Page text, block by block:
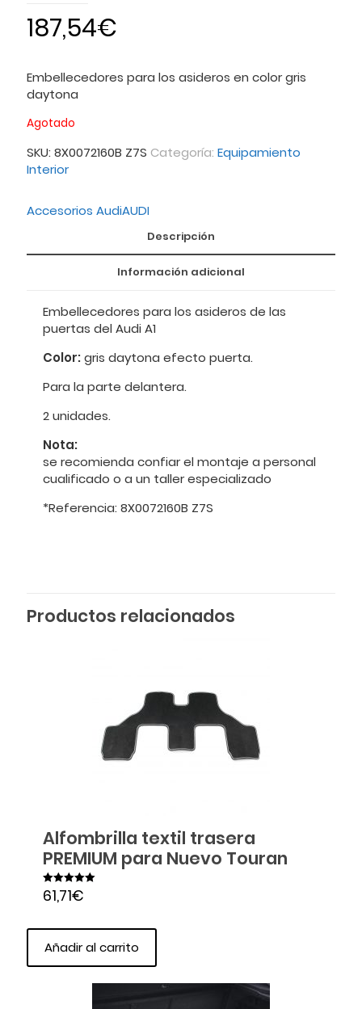
187,54€
Embellecedores para los asideros en color gris
daytona
Agotado
SKU: 8X0072160B Z7S Categoría: Equipamiento
Interior
Accesorios AudiAUDI
Descripción
Información adicional
Embellecedores para los asideros de las
puertas del Audi A1
Color:gris daytona efecto puerta.
Para la parte delantera.
2 unidades.
Nota:
se recomienda confiar el montaje a personal
cualificado o a un taller especializado
*Referencia: 8X0072160B Z7S
Productos relacionados
Alfombrilla textil trasera
PREMIUM para Nuevo Touran
Valorado en
5.00
61,71€
Añadir al carrito